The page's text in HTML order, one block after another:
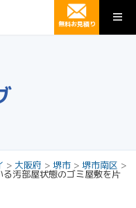
無料お見積り
> 大阪府 > 堺市 > 堺市南区 >
汚部屋状態のゴミ屋敷を片